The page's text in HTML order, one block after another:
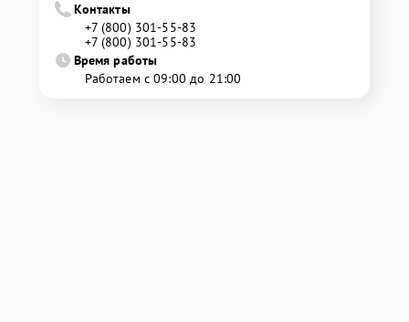
Контакты
+7 (800) 301-55-83
+7 (800) 301-55-83
Время работы
Работаем с 09:00 до 21:00